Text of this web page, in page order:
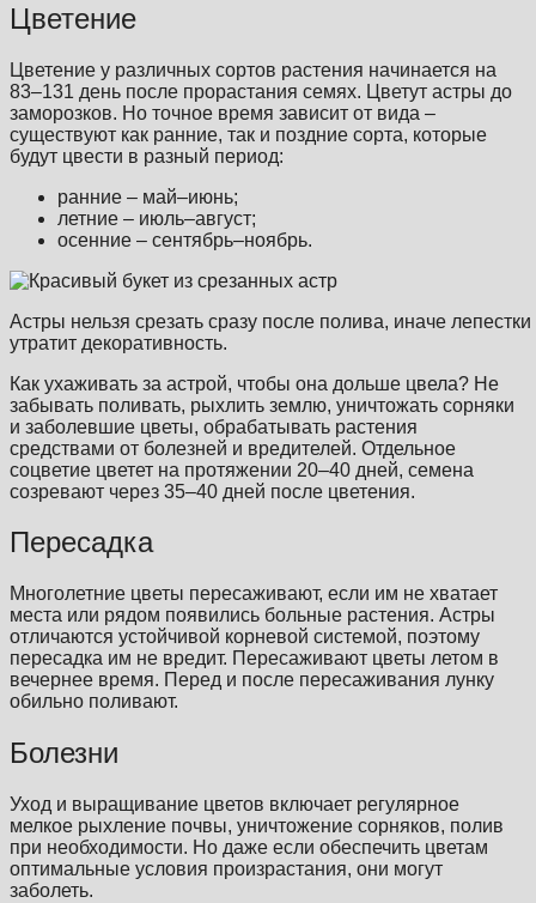
Цветение
Цветение у различных сортов растения начинается на
83–131 день после прорастания семях. Цветут астры до
заморозков. Но точное время зависит от вида –
существуют как ранние, так и поздние сорта, которые
будут цвести в разный период:
ранние – май–июнь;
летние – июль–август;
осенние – сентябрь–ноябрь.
Астры нельзя срезать сразу после полива, иначе лепестки
утратит декоративность.
Как ухаживать за астрой, чтобы она дольше цвела? Не
забывать поливать, рыхлить землю, уничтожать сорняки
и заболевшие цветы, обрабатывать растения
средствами от болезней и вредителей. Отдельное
соцветие цветет на протяжении 20–40 дней, семена
созревают через 35–40 дней после цветения.
Пересадка
Многолетние цветы пересаживают, если им не хватает
места или рядом появились больные растения. Астры
отличаются устойчивой корневой системой, поэтому
пересадка им не вредит. Пересаживают цветы летом в
вечернее время. Перед и после пересаживания лунку
обильно поливают.
Болезни
Уход и выращивание цветов включает регулярное
мелкое рыхление почвы, уничтожение сорняков, полив
при необходимости. Но даже если обеспечить цветам
оптимальные условия произрастания, они могут
заболеть.